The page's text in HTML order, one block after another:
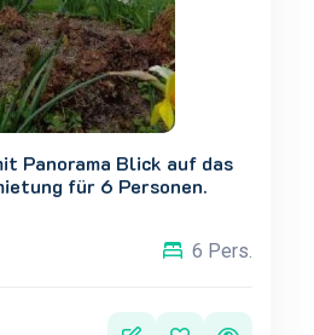
Panorama Blick auf das
für 6 Personen.
6 Pers.